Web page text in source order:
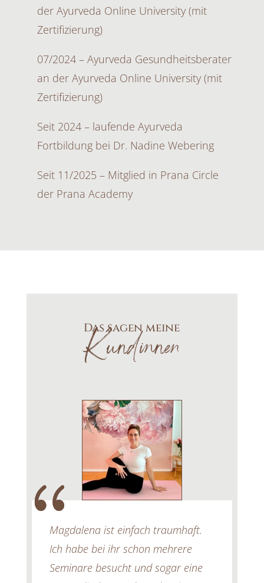
der Ayurveda Online University (mit
Zertifizierung)
07/2024 – Ayurveda Gesundheitsberater
an der Ayurveda Online University (mit
Zertifizierung)
Seit 2024 – laufende Ayurveda
Fortbildung bei Dr. Nadine Webering
Seit 11/2025 – Mitglied in Prana Circle
der Prana Academy
Magdalena ist einfach traumhaft.
Ich habe bei ihr schon mehrere
Seminare besucht und sogar eine
Das sagen meine
Kundinnen